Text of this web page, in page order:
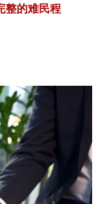
整的难民程